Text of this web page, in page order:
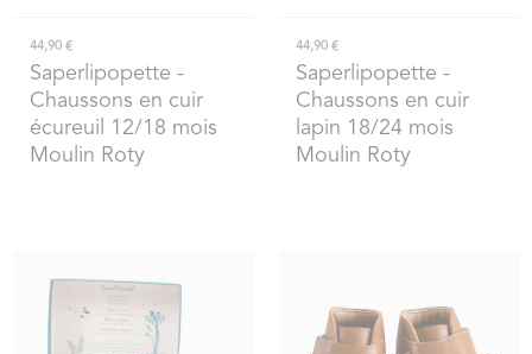
44,90 €
Saperlipopette -
Chaussons en cuir
écureuil 12/18 mois
Moulin Roty
44,90 €
Saperlipopette -
Chaussons en cuir
lapin 18/24 mois
Moulin Roty